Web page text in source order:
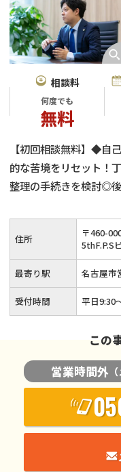
相談料
何度でも
無料
【初回相談無料】◆自
的な苦境をリセット！
整理の手続きを検討◎
でお悩みの方はご相
のご相談にも対応≫
住所 〒460-
5thF.P.S
最寄り駅 名古屋市
受付時間 平日9:30
この
営業時間外